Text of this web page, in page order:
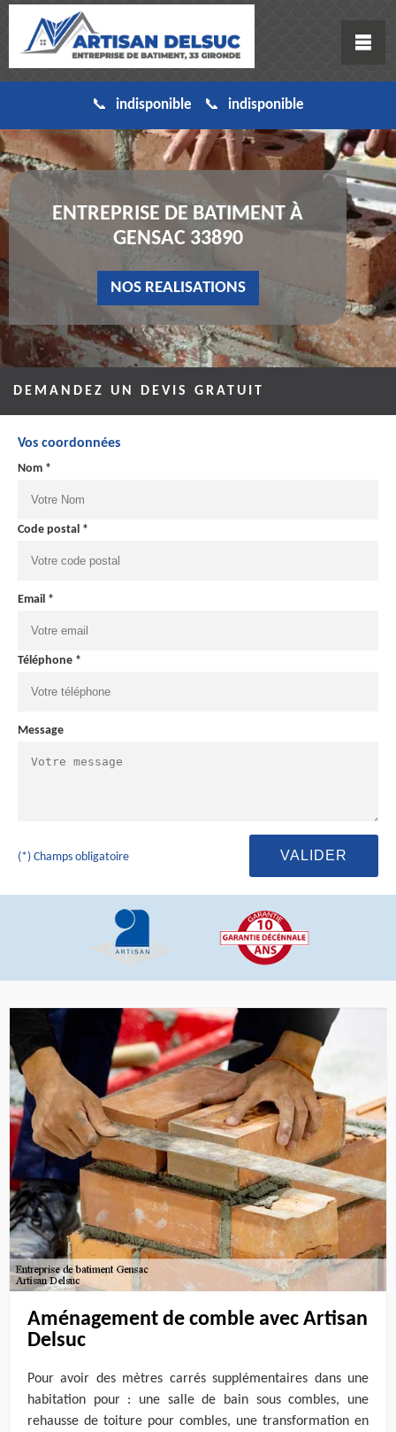
indisponible indisponible
ENTREPRISE DE BATIMENT À
GENSAC 33890
NOS REALISATIONS
DEMANDEZ UN DEVIS GRATUIT
Vos coordonnées
Nom *
Code postal *
Email *
Téléphone *
Message
(*) Champs obligatoire
Aménagement de comble avec Artisan
Delsuc
Pour avoir des mètres carrés supplémentaires dans une
habitation pour : une salle de bain sous combles, une
rehausse de toiture pour combles, une transformation en